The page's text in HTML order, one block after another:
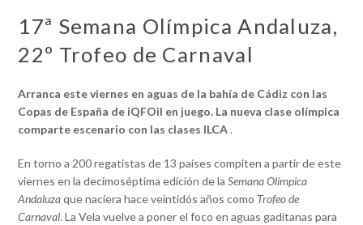
17ª Semana Olímpica Andaluza,
22º Trofeo de Carnaval
Arranca este viernes en aguas de la bahía de Cádiz con las
Copas de España de iQFOil en juego. La nueva clase olímpica
comparte escenario con las clases ILCA.
En torno a 200 regatistas de 13 países compiten a partir de este
viernes en la decimoséptima edición de laSemana Olímpica
Andaluzaque naciera hace veintidós años como Trofeo de
Carnaval. La Vela vuelve a poner el foco en aguas gaditanas para